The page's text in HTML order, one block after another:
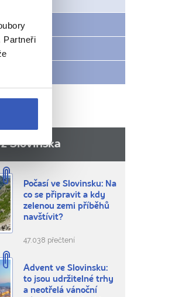
Partneři
Slovinska
Počasí ve Slovinsku: Na
co se připravit a kdy
zelenou zemi příběhů
navštívit?
47.038 přečtení
Advent ve Slovinsku:
to jsou udržitelné trhy
a neotřelá vánoční